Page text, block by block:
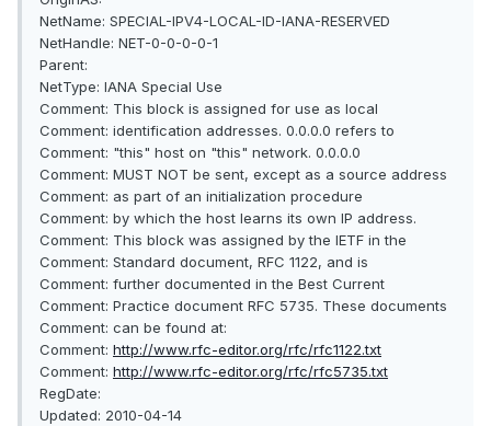
NetName: SPECIAL-IPV4-LOCAL-ID-IANA-RESERVED
NetHandle: NET-0-0-0-0-1
Parent:
NetType: IANA Special Use
Comment: This block is assigned for use as local
Comment: identification addresses. 0.0.0.0 refers to
Comment: "this" host on "this" network. 0.0.0.0
Comment: MUST NOT be sent, except as a source address
Comment: as part of an initialization procedure
Comment: by which the host learns its own IP address.
Comment: This block was assigned by the IETF in the
Comment: Standard document, RFC 1122, and is
Comment: further documented in the Best Current
Comment: Practice document RFC 5735. These documents
Comment: can be found at:
Comment: http://www.rfc-editor.org/rfc/rfc1122.txt
Comment: http://www.rfc-editor.org/rfc/rfc5735.txt
RegDate:
Updated: 2010-04-14